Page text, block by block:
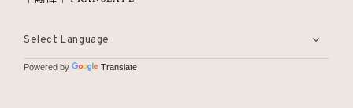
Powered by Translate